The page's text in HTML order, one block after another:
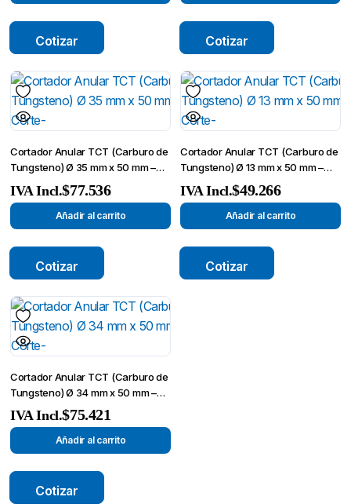
Cotizar Cotizar
Cortador Anular TCT (Carburo de
Tungsteno) Ø 35 mm x 50 mm –
Broca de Corte-
$77.536
IVA Incl.
Añadir al carrito
Cotizar
Cortador Anular TCT (Carburo de
Tungsteno) Ø 13 mm x 50 mm –
Broca de Corte-
$49.266
IVA Incl.
Añadir al carrito
Cotizar
Cortador Anular TCT (Carburo de
Tungsteno) Ø 34 mm x 50 mm –
Broca de Corte-
$75.421
IVA Incl.
Añadir al carrito
Cotizar